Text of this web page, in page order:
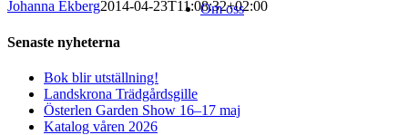
Om oss
Johanna Ekberg2014-04-23T11:08:32+02:00
Senaste nyheterna
Bok blir utställning!
Landskrona Trädgårdsgille
Österlen Garden Show 16–17 maj
Katalog våren 2026